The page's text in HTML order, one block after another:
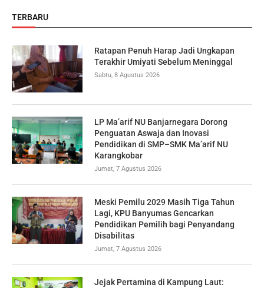
TERBARU
Ratapan Penuh Harap Jadi Ungkapan
Terakhir Umiyati Sebelum Meninggal
Sabtu, 8 Agustus 2026
LP Ma’arif NU Banjarnegara Dorong
Penguatan Aswaja dan Inovasi
Pendidikan di SMP–SMK Ma’arif NU
Karangkobar
Jumat, 7 Agustus 2026
Meski Pemilu 2029 Masih Tiga Tahun
Lagi, KPU Banyumas Gencarkan
Pendidikan Pemilih bagi Penyandang
Disabilitas
Jumat, 7 Agustus 2026
Jejak Pertamina di Kampung Laut: